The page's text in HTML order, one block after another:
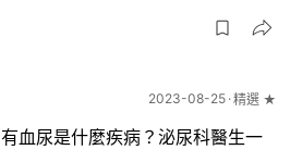
2023-08-25 精選 ★
有血尿是什麼疾病？泌尿科醫生一